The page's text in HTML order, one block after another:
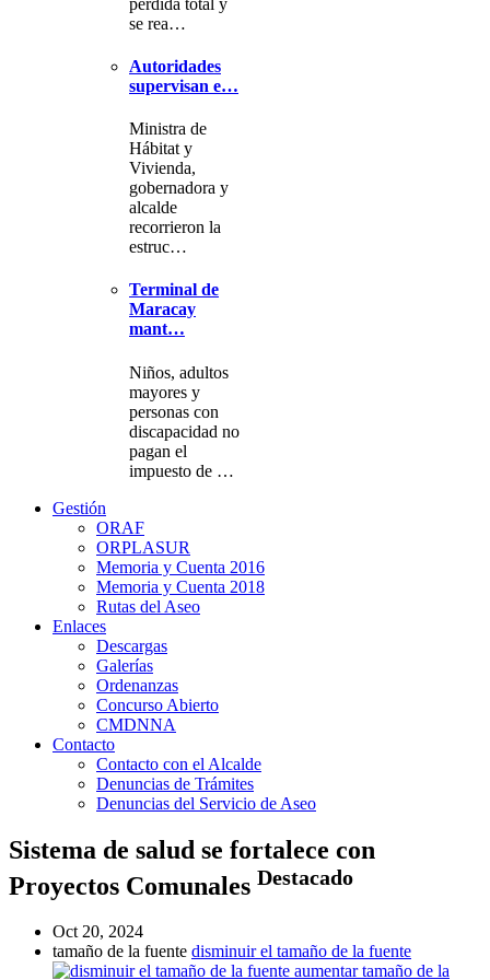
se rea…
Autoridades
supervisan e…
Ministra de
Hábitat y
Vivienda,
gobernadora y
alcalde
recorrieron la
estruc…
Terminal de
Maracay
mant…
Niños, adultos
mayores y
personas con
discapacidad no
pagan el
impuesto de …
Gestión
ORAF
ORPLASUR
Memoria y Cuenta 2016
Memoria y Cuenta 2018
Rutas del Aseo
Enlaces
Descargas
Galerías
Ordenanzas
Concurso Abierto
CMDNNA
Contacto
Contacto con el Alcalde
Denuncias de Trámites
Denuncias del Servicio de Aseo
Sistema de salud se fortalece con
Proyectos Comunales Destacado
Oct 20, 2024
tamaño de la fuente disminuir el tamaño de la fuente
aumentar tamaño de la